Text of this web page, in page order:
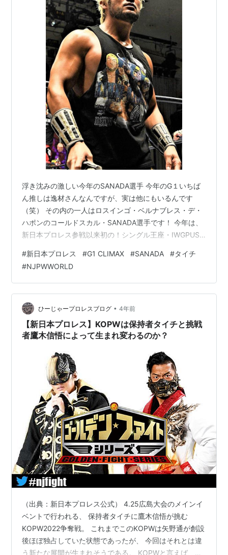
浮き沈みの激しい今年のSANADA選手 今年のG１いちば
ん推しは逸材さんなんですが、実は他にもいるんです
（笑） その内の一人はロスインゴ・ベルナブレス・デ・
ハポンのコールドスカル・SANADA選手です！ 今年は、
新日本プロレス参戦以来初の！シングル王座・IWGPUS
間・・・目の負傷で長期欠場の王座返上となってしまい
ます。 そして、復帰後即のUS王座挑戦もウィル・オスプ
レイ選手に阻まれます。 もう、こうなれば３年振りの真
夏の祭典・G1CLIMAX32での大復活、優勝しかありませ
ん！ Bブロックの初戦はいきない現IWGP世界ヘビー級王
者 スイッチブレー…
#新日本プロレス #G1 CLIMAX #SANADA #タイチ
#NJPWWORLD
ひーじゃープロレスブログ • 4年前
【新日本プロレス】KOPWは保持者タイチと挑戦
者鷹木信悟によって生まれ変わるのか？
（出典：新日本プロレス公式） 4.25広島大会のメインイ
ベントで行われる、 保持者タイチに鷹木信悟が挑む
KOPW2022争奪戦。 これまでこのKOPWは矢野通が創設
後ほぼ独占していた状態であったが、 今回はそれとは違
う新たな展開が生まれそうである。 KOPWと言えば、対